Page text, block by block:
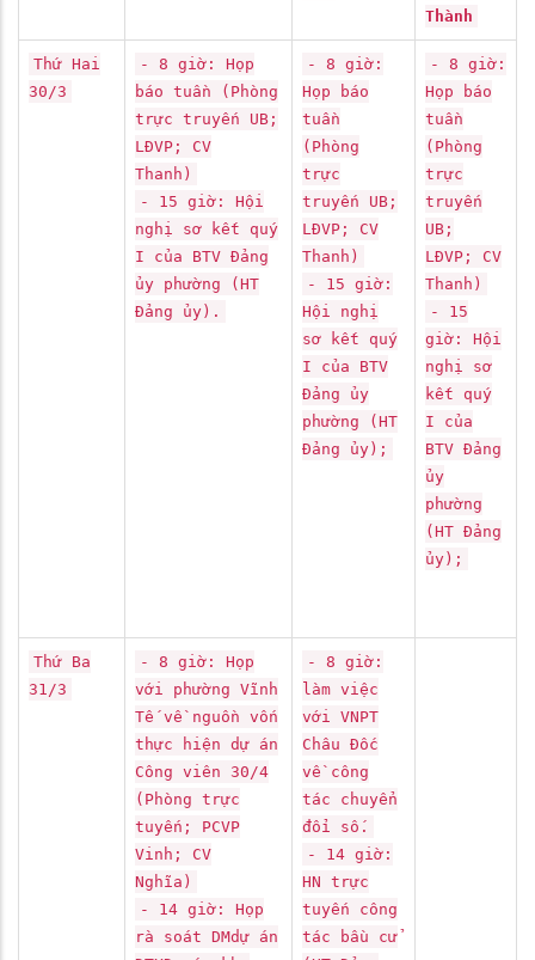
Thành
Thứ Hai
30/3
- 8 giờ: Họp
báo tuần (Phòng
trực truyến UB;
LĐVP; CV
Thanh)
- 15 giờ: Hội
nghị sơ kết quý
I của BTV Đảng
ủy phường (HT
Đảng ủy).
- 8 giờ:
Họp báo
tuần
(Phòng
trực
truyến UB;
LĐVP; CV
Thanh)
- 15 giờ:
Hội nghị
sơ kết quý
I của BTV
Đảng ủy
phường (HT
Đảng ủy);
- 8 giờ:
Họp báo
tuần
(Phòng
trực
truyến
UB;
LĐVP; CV
Thanh)
- 15
giờ: Hội
nghị sơ
kết quý
I của
BTV Đảng
ủy
phường
(HT Đảng
ủy);
Thứ Ba
31/3
- 8 giờ: Họp
với phường Vĩnh
Tế về nguồn vốn
thực hiện dự án
Công viên 30/4
(Phòng trực
tuyến; PCVP
Vinh; CV
Nghĩa)
- 14 giờ: Họp
rà soát DMdự án
- 8 giờ:
làm việc
với VNPT
Châu Đốc
về công
tác chuyển
đổi số.
- 14 giờ:
HN trực
tuyến công
tác bầu cử